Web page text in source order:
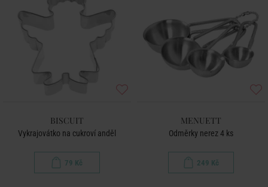
BISCUIT
Vykrajovátko na cukroví anděl
79 Kč
MENUETT
Odměrky nerez 4 ks
249 Kč